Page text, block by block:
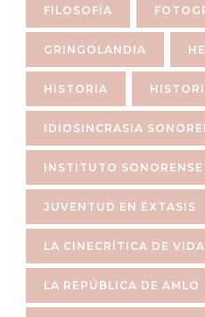
FILOSOFÍA
GRINGOLANDIA
HISTORIA
IDIOSINCRASIA
INSTITUTO
JUVENTUD EN ÉXTASIS
LA CINECRÍTICA DE
LA REPÚBLICA DE AMLO